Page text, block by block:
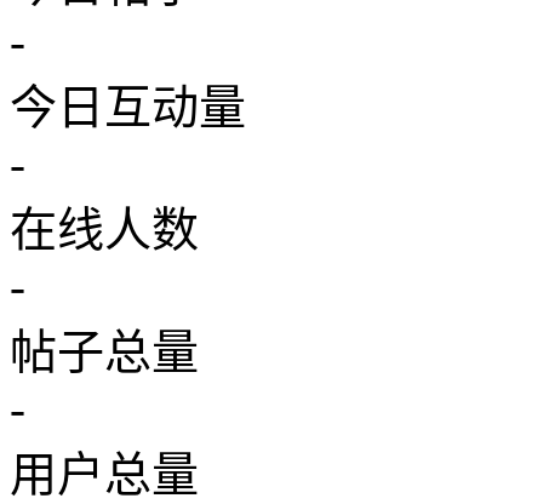
-
今日互动量
-
在线人数
-
帖子总量
-
用户总量